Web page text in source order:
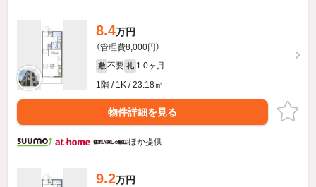
8.4万円
（管理費8,000円）
敷 不要 礼 1.0ヶ月
1階 / 1K / 23.18㎡
物件詳細を見る
ほか提供
9.2万円